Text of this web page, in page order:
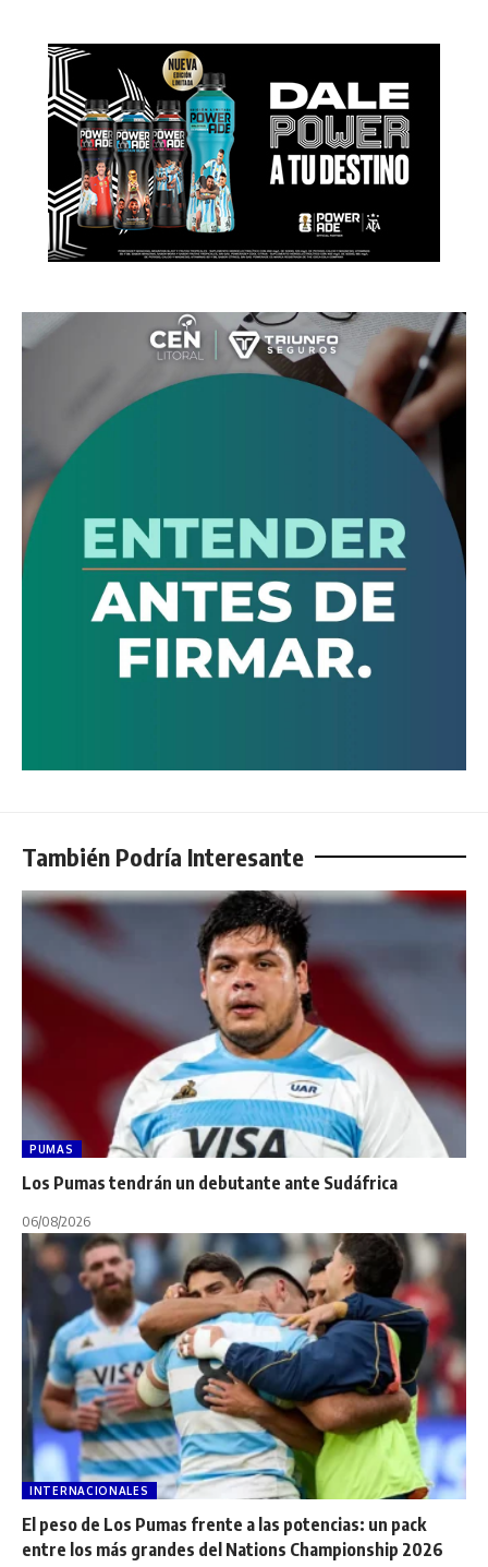
También Podría Interesante
PUMAS
Los Pumas tendrán un debutante ante Sudáfrica
06/08/2026
INTERNACIONALES
El peso de Los Pumas frente a las potencias: un pack
entre los más grandes del Nations Championship 2026